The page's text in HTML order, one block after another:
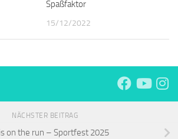
Spaßfaktor
15/12/2022
NÄCHSTER BEITRAG
on the run – Sportfest 2025